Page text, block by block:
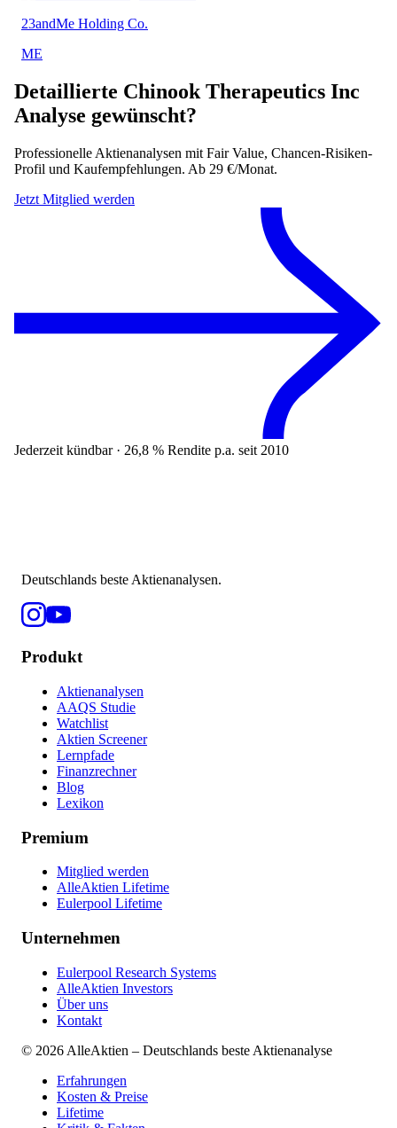
23andMe Holding Co.
ME
Detaillierte Chinook Therapeutics Inc
Analyse gewünscht?
Professionelle Aktienanalysen mit Fair Value, Chancen-Risiken-
Profil und Kaufempfehlungen. Ab 29 €/Monat.
Jetzt Mitglied werden
Jederzeit kündbar · 26,8 % Rendite p.a. seit 2010
Deutschlands beste Aktienanalysen.
Produkt
Aktienanalysen
AAQS Studie
Watchlist
Aktien Screener
Lernpfade
Finanzrechner
Blog
Lexikon
Premium
Mitglied werden
AlleAktien Lifetime
Eulerpool Lifetime
Unternehmen
Eulerpool Research Systems
AlleAktien Investors
Über uns
Kontakt
© 2026 AlleAktien – Deutschlands beste Aktienanalyse
Erfahrungen
Kosten & Preise
Lifetime